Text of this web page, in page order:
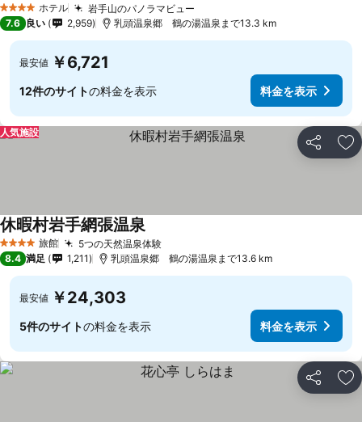
4 ホテルのランク
ホテル 岩手山のパノラマビュー
7.6 良い 2,959 乳頭温泉郷 鶴の湯温泉まで13.3 km
最安値 ￥6,721
12件のサイトの料金を表示 料金を表示
シェア お
人気施設
4 ホテルのランク
旅館 5つの天然温泉体験
休暇村岩手網張温泉
8.4 満足 1,211 乳頭温泉郷 鶴の湯温泉まで13.6 km
最安値 ￥24,303
5件のサイトの料金を表示 料金を表示
シェア お